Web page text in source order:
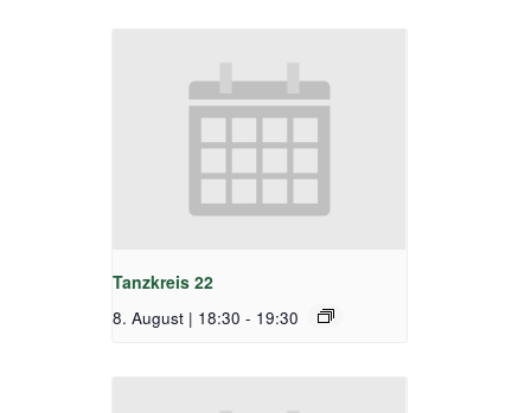
Tanzkreis 22
8. August | 18:30 - 19:30